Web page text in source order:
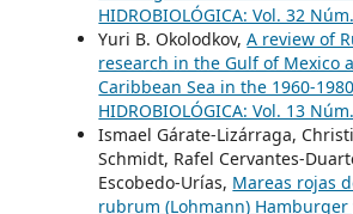
HIDROBIOLÓGICA: Vol. 32
Yuri B. Okolodkov,A review of
research in the Gulf of Mexico
Caribbean Sea in the 1960-
HIDROBIOLÓGICA: Vol. 13
Ismael Gárate-Lizárraga,
Schmidt, Rafel Cervantes-
Escobedo-Urías, Mareas rojas
rubrum (Lohmann)